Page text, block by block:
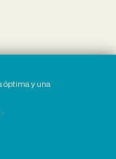
óptima y una
.